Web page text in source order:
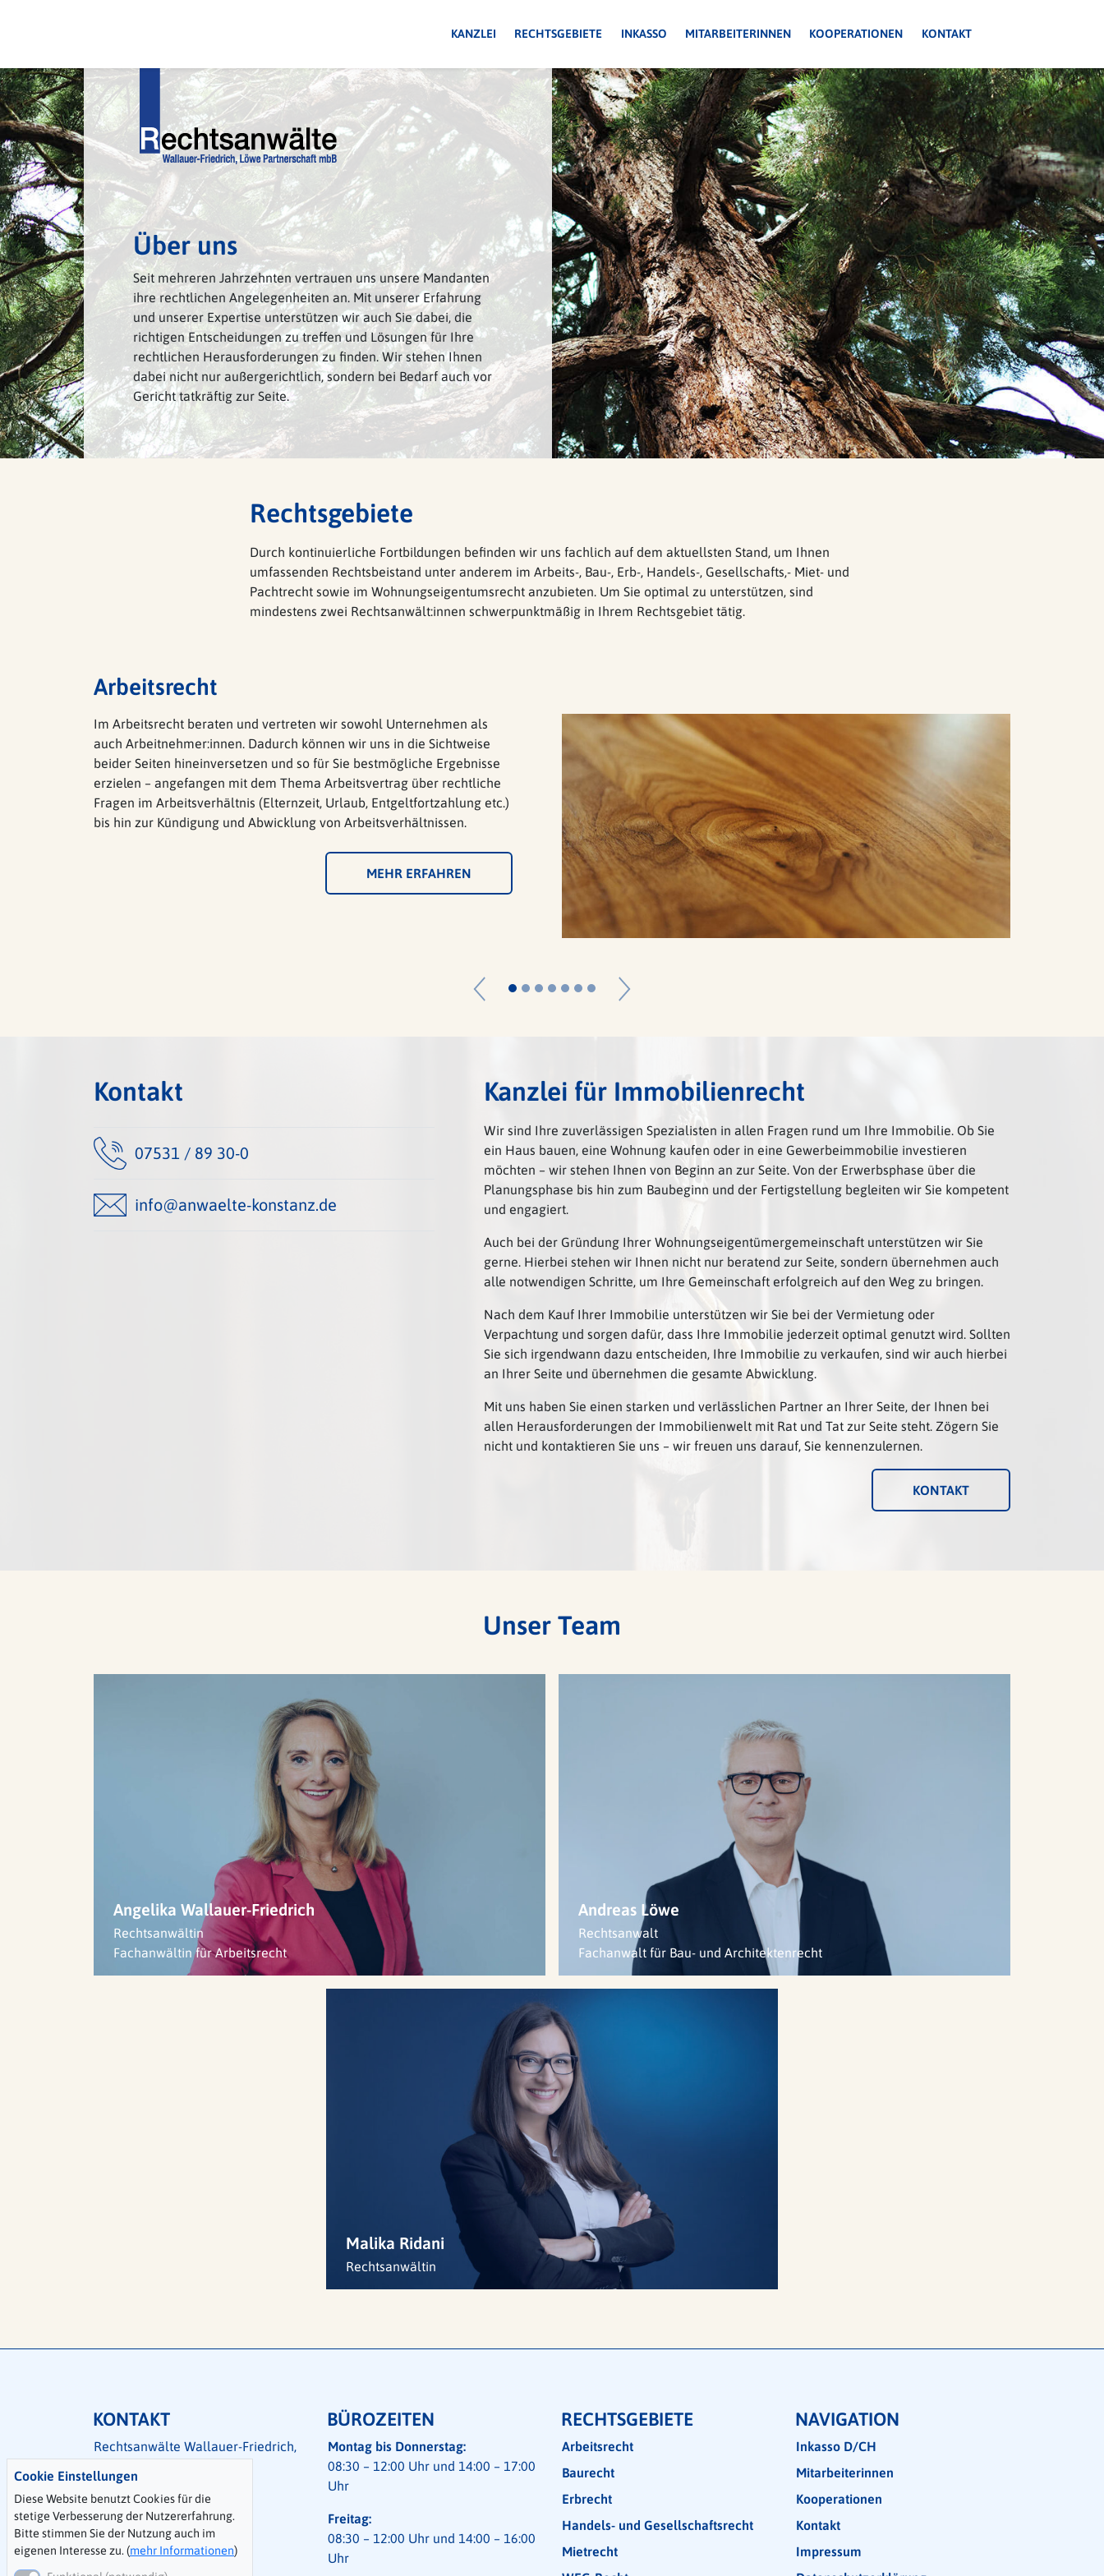
KANZLEI RECHTSGEBIETE INKASSO MITARBEITERINNEN KOOPERATIONEN KONTAKT
Über uns
Seit mehreren Jahrzehnten vertrauen uns unsere Mandanten
ihre rechtlichen Angelegenheiten an. Mit unserer Erfahrung
und unserer Expertise unterstützen wir auch Sie dabei, die
richtigen Entscheidungen zu treffen und Lösungen für Ihre
rechtlichen Herausforderungen zu finden. Wir stehen Ihnen
dabei nicht nur außergerichtlich, sondern bei Bedarf auch vor
Gericht tatkräftig zur Seite.
Rechtsgebiete
Durch kontinuierliche Fortbildungen befinden wir uns fachlich auf dem aktuellsten Stand, um Ihnen
umfassenden Rechtsbeistand unter anderem im Arbeits-, Bau-, Erb-, Handels-, Gesellschafts,- Miet- und
Pachtrecht sowie im Wohnungseigentumsrecht anzubieten. Um Sie optimal zu unterstützen, sind
mindestens zwei Rechtsanwält:innen schwerpunktmäßig in Ihrem Rechtsgebiet tätig.
Baurecht
Bauträger, Architekten, Handwerksbetriebe und Bauherren, Behörden
und Unternehmen der öffentlichen Hand finden bei uns die Beratung
im Baurecht, die sie brauchen. Wir beraten und vertreten Sie mit
jahrelanger Erfahrung und einem Blick für tragfähige Lösungen rund
um das Thema Baurecht. Dazu gehören unter anderem neben dem
Architekten- und Bauvertragsrecht auch das Gewährleistungsrecht und
Previous Next
Kanzlei für Immobilienrecht
Wir sind Ihre zuverlässigen Spezialisten in allen Fragen rund um Ihre Immobilie. Ob Sie
ein Haus bauen, eine Wohnung kaufen oder in eine Gewerbeimmobilie investieren
möchten – wir stehen Ihnen von Beginn an zur Seite. Von der Erwerbsphase über die
Planungsphase bis hin zum Baubeginn und der Fertigstellung begleiten wir Sie kompetent
und engagiert.
Auch bei der Gründung Ihrer Wohnungseigentümergemeinschaft unterstützen wir Sie
gerne. Hierbei stehen wir Ihnen nicht nur beratend zur Seite, sondern übernehmen auch
alle notwendigen Schritte, um Ihre Gemeinschaft erfolgreich auf den Weg zu bringen.
Nach dem Kauf Ihrer Immobilie unterstützen wir Sie bei der Vermietung oder
Verpachtung und sorgen dafür, dass Ihre Immobilie jederzeit optimal genutzt wird. Sollten
Sie sich irgendwann dazu entscheiden, Ihre Immobilie zu verkaufen, sind wir auch hierbei
an Ihrer Seite und übernehmen die gesamte Abwicklung.
Mit uns haben Sie einen starken und verlässlichen Partner an Ihrer Seite, der Ihnen bei
allen Herausforderungen der Immobilienwelt mit Rat und Tat zur Seite steht. Zögern Sie
nicht und kontaktieren Sie uns – wir freuen uns darauf, Sie kennenzulernen.
KONTAKT
Kontakt
07531 / 89 30-0
info@anwaelte-konstanz.de
Unser Team
Angelika Wallauer-Friedrich
Rechtsanwältin
Fachanwältin für Arbeitsrecht
Andreas Löwe
Rechtsanwalt
Fachanwalt für Bau- und Architekten­recht
Malika Ridani
Rechtsanwältin
KONTAKT
Rechtsanwälte Wallauer-Friedrich,
Mainaustraße 48
78464 Konstanz
07531 / 89 30-0
BÜROZEITEN
Montag bis Donnerstag:
08:30 – 12:00 Uhr und 14:00 – 17:00
Uhr
Freitag:
08:30 – 12:00 Uhr und 14:00 – 16:00
Uhr
RECHTSGEBIETE
Arbeitsrecht
Baurecht
Erbrecht
Handels- und Gesell­schafts­recht
Mietrecht
NAVIGATION
Inkasso D/CH
Mitarbeiterinnen
Kooperationen
Kontakt
Impressum
Cookie Einstellungen
Diese Website benutzt Cookies für die
stetige Verbesserung der Nutzererfahrung.
Bitte stimmen Sie der Nutzung auch im
eigenen Interesse zu. (mehr Informationen)